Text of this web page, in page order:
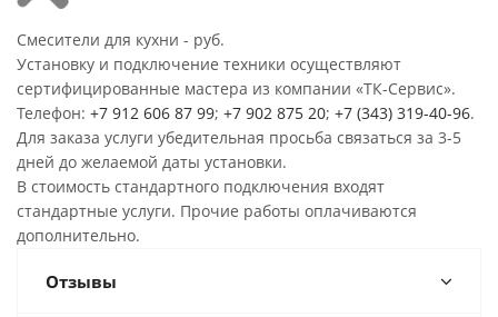
Смесители для кухни - руб.
Установку и подключение техники осуществляют
сертифицированные мастера из компании «ТК-Сервис».
Телефон: +7 912 606 87 99; +7 902 875 20; +7 (343) 319-40-96.
Для заказа услуги убедительная просьба связаться за 3-5
дней до желаемой даты установки.
В стоимость стандартного подключения входят
стандартные услуги. Прочие работы оплачиваются
дополнительно.
Отзывы